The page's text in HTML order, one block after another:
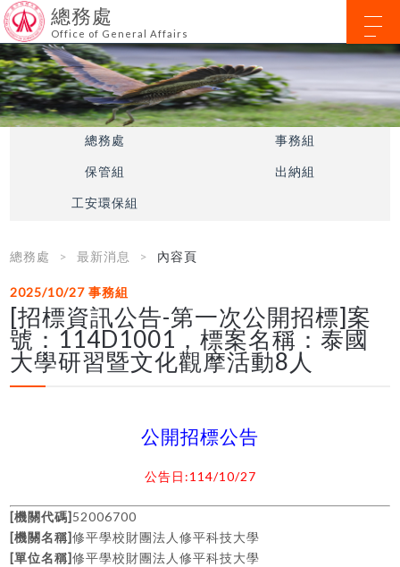
總務處
Office of General Affairs
總務處 事務組
保管組 出納組
工安環保組
總務處 最新消息 內容頁
2025/10/27事務組
[招標資訊公告-第一次公開招標]案
號：114D1001，標案名稱：泰國
大學研習暨文化觀摩活動8人
公開招標公告
公告日 :114/10/27
[機關代碼]52006700
[機關名稱]修平學校財團法人修平科技大學
[單位名稱]修平學校財團法人修平科技大學